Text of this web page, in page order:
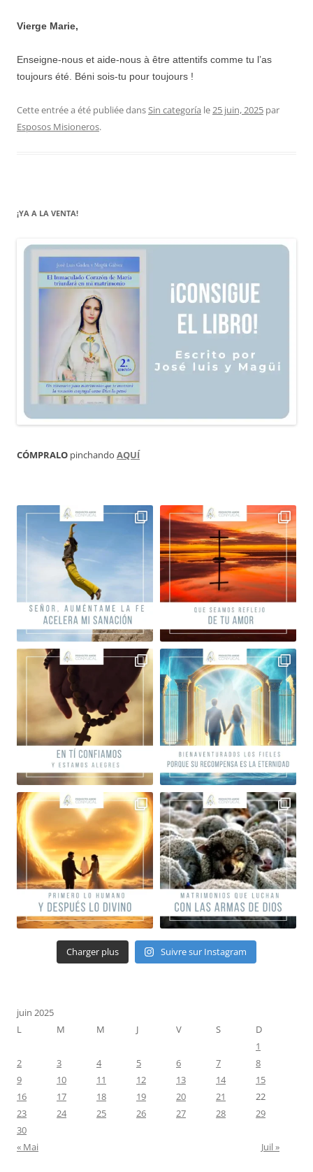
Vierge Marie,
Enseigne-nous et aide-nous à être attentifs comme tu l’as
toujours été. Béni sois-tu pour toujours !
Cette entrée a été publiée dansSin categoría le25 juin, 2025 par
Esposos Misioneros.
¡YA A LA VENTA!
CÓMPRALO pinchando AQUÍ
Charger plus Suivre sur Instagram
juin 2025
L
M M J V S
D
1
2
3 4 5 6 7
8
9
10 11 12 13 14
15
16
17 18 19 20 21
22
23
24 25 26 27 28
29
30
« Mai
Juil »